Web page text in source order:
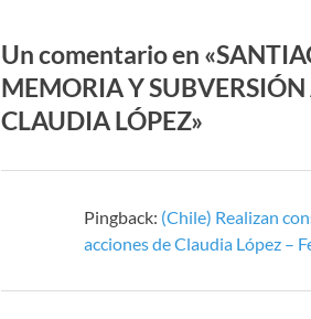
Un comentario en
MEMORIA Y SUBVERSIÓN
CLAUDIA LÓPEZ»
Pingback: (Chile) Realizan
acciones de Claudia López –